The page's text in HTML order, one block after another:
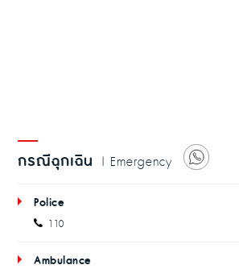
กรณีฉุกเฉิน | Emergency
Police
110
Ambulance